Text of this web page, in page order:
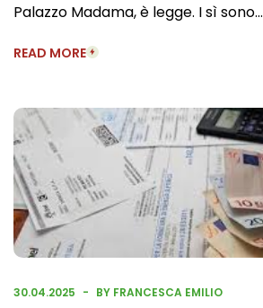
Palazzo Madama, è legge. I sì sono…
READ MORE
30.04.2025 BY FRANCESCA EMILIO